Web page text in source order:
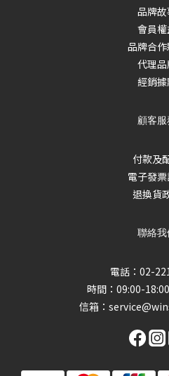
品牌故
會員
品牌合
代理
經銷
顧客服
付款及
電子發
退換貨
聯絡我
電話：02-
時間：09:00-
信箱：